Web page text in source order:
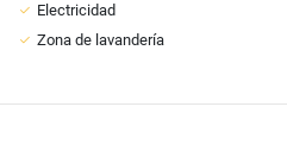
Electricidad
Zona de lavandería